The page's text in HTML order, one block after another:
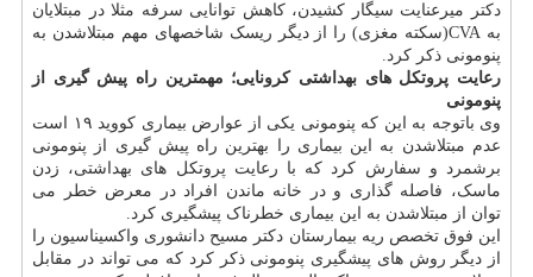
دکتر میرعنایت سیگار کشیدن، کاهش توانایی سرفه مثلا در مبتلایان
به CVA(سکته مغزی) را از دیگر ریسک شاخصهای مهم مبتلاشدن به
پنومونی ذکر کرد.
رعایت پروتکل های بهداشتی کرونایی؛ مهمترین راه پیش گیری از
پنومونی
وی باتوجه به این که پنومونی یکی از عوارض بیماری کووید ۱۹ است
عدم مبتلاشدن به این بیماری را بهترین راه پیش گیری از پنومونی
برشمرد و سفارش کرد که با رعایت پروتکل های بهداشتی، زدن
ماسک، فاصله گذاری و در خانه ماندن افراد در معرض خطر می
توان از مبتلاشدن به این بیماری خطرناک پیشگیری کرد.
این فوق تخصص ریه بیمارستان دکتر مسیح دانشوری واکسیناسیون را
از دیگر روش های پیشگیری پنومونی ذکر کرد که می تواند در مقابل